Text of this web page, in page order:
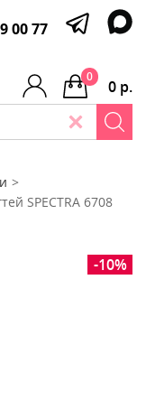
00 77
0 р.
0
SPECTRA 6708
-10%